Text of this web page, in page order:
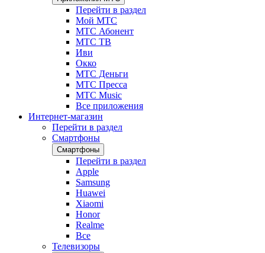
Перейти в раздел
Мой МТС
МТС Абонент
МТС ТВ
Иви
Окко
МТС Деньги
МТС Пресса
МТС Music
Все приложения
Интернет-магазин
Перейти в раздел
Смартфоны
Смартфоны
Перейти в раздел
Apple
Samsung
Huawei
Xiaomi
Honor
Realme
Все
Телевизоры